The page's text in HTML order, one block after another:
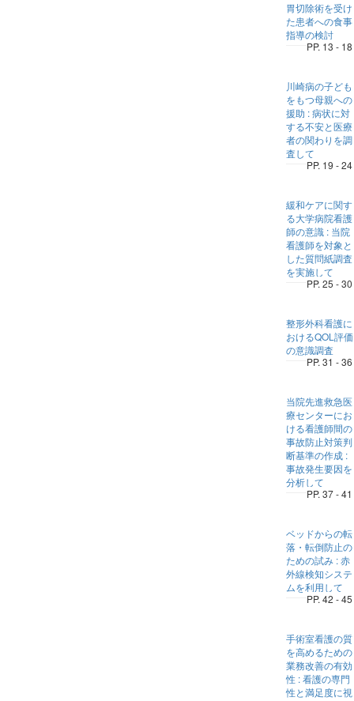
胃切除術を受け
た患者への食事
指導の検討
PP. 13 - 18
川崎病の子ども
をもつ母親への
援助 : 病状に対
する不安と医療
者の関わりを調
査して
PP. 19 - 24
緩和ケアに関す
る大学病院看護
師の意識 : 当院
看護師を対象と
した質問紙調査
を実施して
PP. 25 - 30
整形外科看護に
おけるQOL評価
の意識調査
PP. 31 - 36
当院先進救急医
療センターにお
ける看護師間の
事故防止対策判
断基準の作成 :
事故発生要因を
分析して
PP. 37 - 41
ベッドからの転
落・転倒防止の
ための試み : 赤
外線検知システ
ムを利用して
PP. 42 - 45
手術室看護の質
を高めるための
業務改善の有効
性 : 看護の専門
性と満足度に視